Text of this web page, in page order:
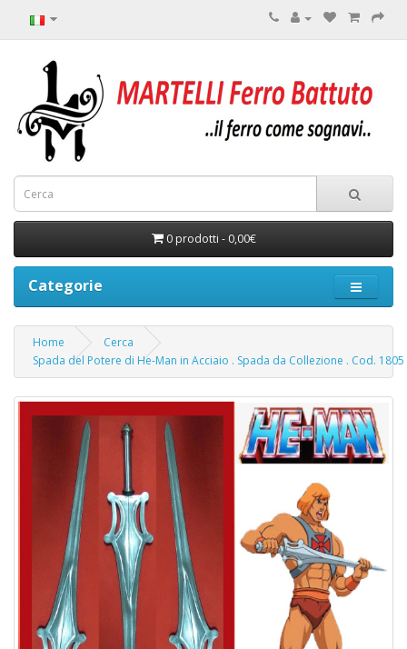
0 prodotti - 0,00€
Categorie
Home
Cerca
Spada del Potere di He-Man in Acciaio . Spada da Collezione . Cod. 1805